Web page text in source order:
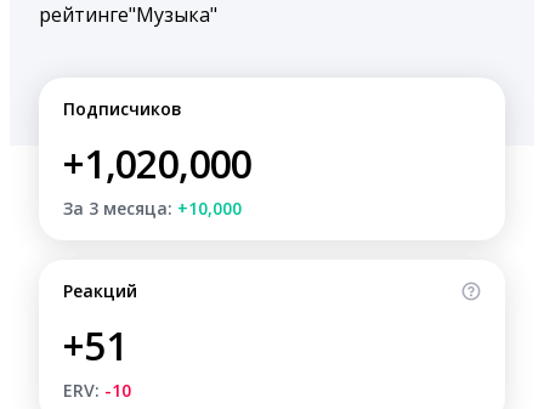
рейтинге"Музыка"
Подписчиков
+1,020,000
За 3 месяца: +10,000
Реакций
+51
ERV: -10